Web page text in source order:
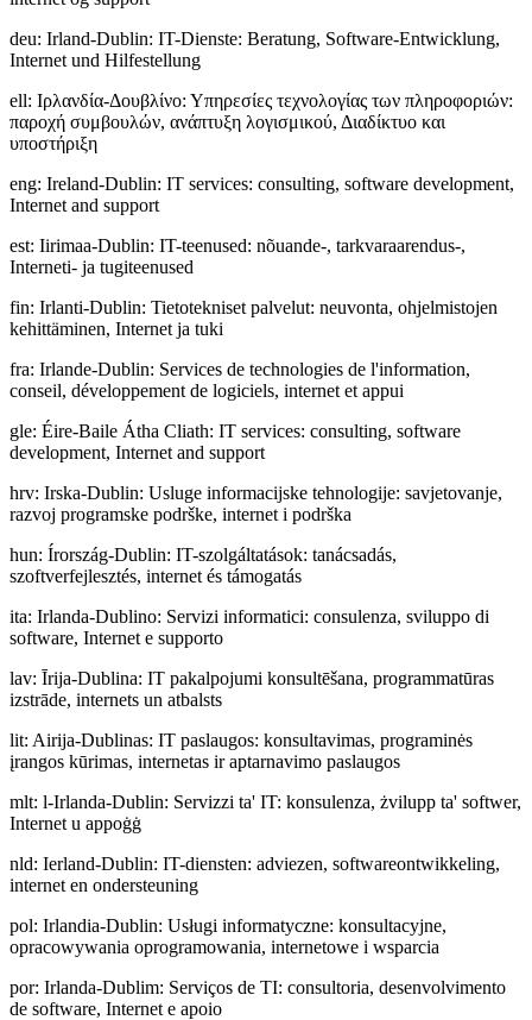
deu: Irland-Dublin: IT-Dienste: Beratung, Software-Entwicklung,
Internet und Hilfestellung
ell: Ιρλανδία-Δουβλίνο: Υπηρεσίες τεχνολογίας των πληροφοριών:
παροχή συμβουλών, ανάπτυξη λογισμικού, Διαδίκτυο και
υποστήριξη
eng: Ireland-Dublin: IT services: consulting, software development,
Internet and support
est: Iirimaa-Dublin: IT-teenused: nõuande-, tarkvaraarendus-,
Interneti- ja tugiteenused
fin: Irlanti-Dublin: Tietotekniset palvelut: neuvonta, ohjelmistojen
kehittäminen, Internet ja tuki
fra: Irlande-Dublin: Services de technologies de l'information,
conseil, développement de logiciels, internet et appui
gle: Éire-Baile Átha Cliath: IT services: consulting, software
development, Internet and support
hrv: Irska-Dublin: Usluge informacijske tehnologije: savjetovanje,
razvoj programske podrške, internet i podrška
hun: Írország-Dublin: IT-szolgáltatások: tanácsadás,
szoftverfejlesztés, internet és támogatás
ita: Irlanda-Dublino: Servizi informatici: consulenza, sviluppo di
software, Internet e supporto
lav: Īrija-Dublina: IT pakalpojumi konsultēšana, programmatūras
izstrāde, internets un atbalsts
lit: Airija-Dublinas: IT paslaugos: konsultavimas, programinės
įrangos kūrimas, internetas ir aptarnavimo paslaugos
mlt: l-Irlanda-Dublin: Servizzi ta' IT: konsulenza, żvilupp ta' softwer,
Internet u appoġġ
nld: Ierland-Dublin: IT-diensten: adviezen, softwareontwikkeling,
internet en ondersteuning
pol: Irlandia-Dublin: Usługi informatyczne: konsultacyjne,
opracowywania oprogramowania, internetowe i wsparcia
por: Irlanda-Dublim: Serviços de TI: consultoria, desenvolvimento
de software, Internet e apoio